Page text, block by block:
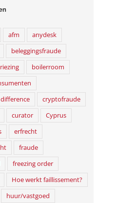
afm
anydesk
beleggingsfraude
boilerroom
cryptofraude
curator
Cyprus
erfrecht
fraude
freezing order
Hoe werkt faillissement?
huur/vastgoed